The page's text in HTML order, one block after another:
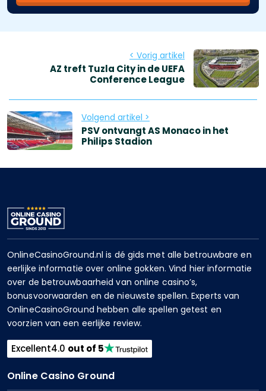
< Vorig artikel
AZ treft Tuzla City in de UEFA
Conference League
Volgend artikel >
PSV ontvangt AS Monaco in het
Philips Stadion
OnlineCasinoGround.nl is dé gids met alle betrouwbare en
eerlijke informatie over online gokken. Vind hier informatie
over de betrouwbaarheid van online casino’s,
bonusvoorwaarden en de nieuwste spellen. Experts van
OnlineCasinoGround hebben alle spellen getest en
voorzien van een eerlijke review.
Excellent4.0 out of 5
Online Casino Ground